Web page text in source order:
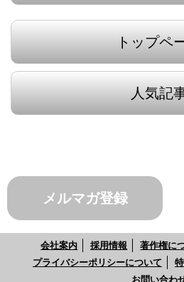
トップペ
人気記
メルマガ登録
会社案内 採用情報 著作権に
プライバシーポリシーについて
お問い合わ